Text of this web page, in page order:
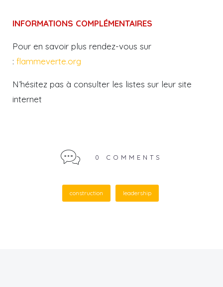
INFORMATIONS COMPLÉMENTAIRES
Pour en savoir plus rendez-vous sur
: flammeverte.org
N’hésitez pas à consulter les listes sur leur site
internet
0 COMMENTS
construction leadership